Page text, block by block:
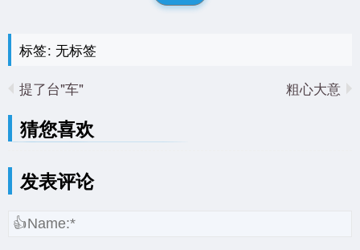
标签: 无标签
提了台"车"
粗心大意
猜您喜欢
发表评论